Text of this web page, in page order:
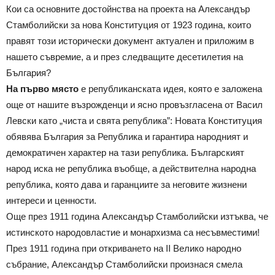
Кои са основните достойнства на проекта на Александър
Стамболийски за нова Конституция от 1923 година, които
правят този исторически документ актуален и приложим в
нашето съвремие, а и през следващите десетилетия на
България?
На първо място е републиканската идея, която е заложена
още от нашите възрожденци и ясно провъзгласена от Васил
Левски като „чиста и свята република”: Новата Конституция
обявява България за Република и гарантира народният и
демократичен характер на тази република. Българският
народ иска не република въобще, а действителна народна
република, която дава и гаранциите за неговите жизнени
интереси и ценности.
Още през 1911 година Александър Стамболийски изтъква, че
истинското народовластие и монархизма са несъвместими!
През 1911 година при откриването на II Велико народно
събрание, Александър Стамболийски произнася смела